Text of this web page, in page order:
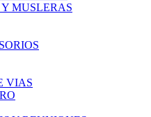
MUSLERAS
VIAS